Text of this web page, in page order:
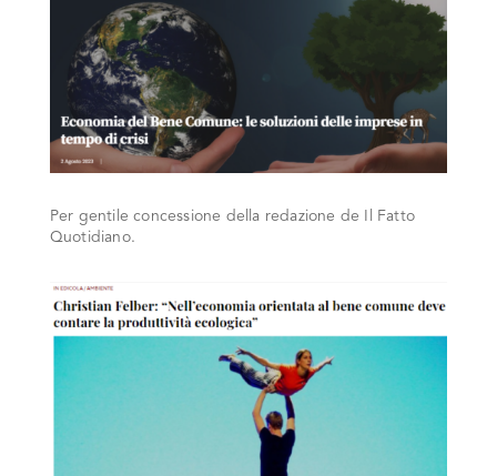
Per gentile concessione della redazione de Il Fatto
Quotidiano.